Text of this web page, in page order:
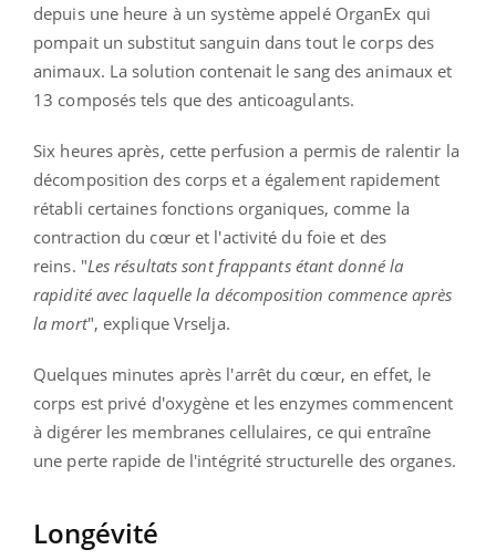
depuis une heure à un système appelé OrganEx qui
pompait un substitut sanguin dans tout le corps des
animaux. La solution contenait le sang des animaux et
13 composés tels que des anticoagulants.
Six heures après, cette perfusion a permis de ralentir la
décomposition des corps et a également rapidement
rétabli certaines fonctions organiques, comme la
contraction du cœur et l'activité du foie et des
reins. "Les résultats sont frappants étant donné la
rapidité avec laquelle la décomposition commence après
la mort", explique Vrselja.
Quelques minutes après l'arrêt du cœur, en effet, le
corps est privé d'oxygène et les enzymes commencent
à digérer les membranes cellulaires, ce qui entraîne
une perte rapide de l'intégrité structurelle des organes.
Longévité